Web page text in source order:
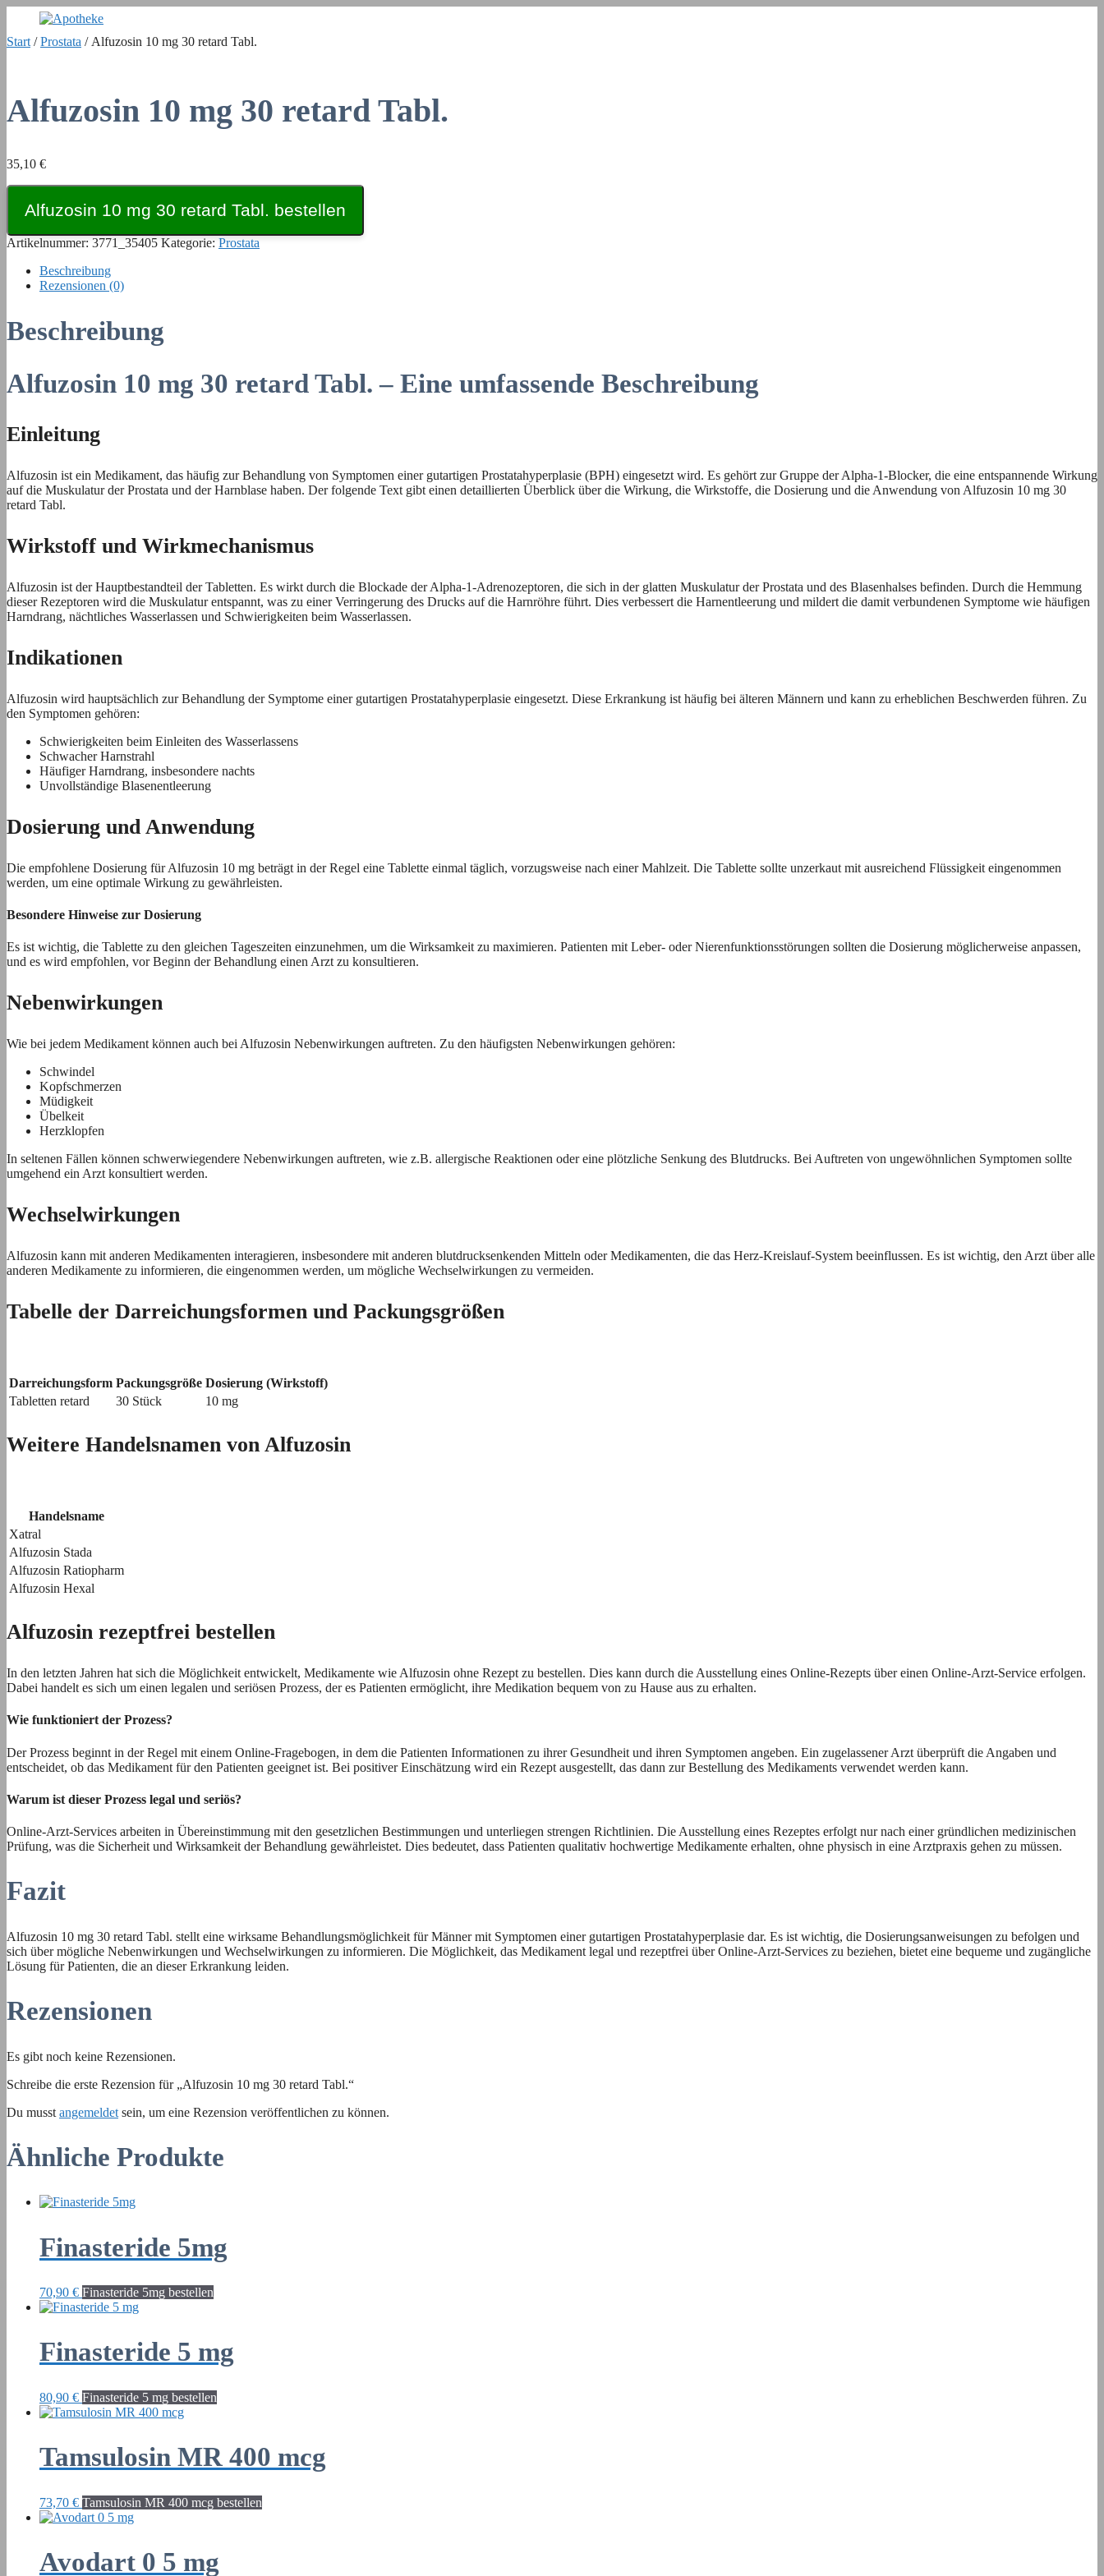
springen
Start /Prostata / Alfuzosin 10 mg 30 retard Tabl.
Alfuzosin 10 mg 30 retard Tabl.
35,10 €
Alfuzosin 10 mg 30 retard Tabl. bestellen
Artikelnummer: 3771_35405 Kategorie: Prostata
Beschreibung
Rezensionen (0)
Beschreibung
Alfuzosin 10 mg 30 retard Tabl. – Eine umfassende Beschreibung
Einleitung
Alfuzosin ist ein Medikament, das häufig zur Behandlung von Symptomen einer gutartigen Prostatahyperplasie (BPH) eingesetzt wird. Es gehört zur Gruppe der Alpha-1-Blocker, die eine entspannende Wirkung
auf die Muskulatur der Prostata und der Harnblase haben. Der folgende Text gibt einen detaillierten Überblick über die Wirkung, die Wirkstoffe, die Dosierung und die Anwendung von Alfuzosin 10 mg 30
retard Tabl.
Wirkstoff und Wirkmechanismus
Alfuzosin ist der Hauptbestandteil der Tabletten. Es wirkt durch die Blockade der Alpha-1-Adrenozeptoren, die sich in der glatten Muskulatur der Prostata und des Blasenhalses befinden. Durch die Hemmung
dieser Rezeptoren wird die Muskulatur entspannt, was zu einer Verringerung des Drucks auf die Harnröhre führt. Dies verbessert die Harnentleerung und mildert die damit verbundenen Symptome wie häufigen
Harndrang, nächtliches Wasserlassen und Schwierigkeiten beim Wasserlassen.
Indikationen
Alfuzosin wird hauptsächlich zur Behandlung der Symptome einer gutartigen Prostatahyperplasie eingesetzt. Diese Erkrankung ist häufig bei älteren Männern und kann zu erheblichen Beschwerden führen. Zu
den Symptomen gehören:
Schwierigkeiten beim Einleiten des Wasserlassens
Schwacher Harnstrahl
Häufiger Harndrang, insbesondere nachts
Unvollständige Blasenentleerung
Dosierung und Anwendung
Die empfohlene Dosierung für Alfuzosin 10 mg beträgt in der Regel eine Tablette einmal täglich, vorzugsweise nach einer Mahlzeit. Die Tablette sollte unzerkaut mit ausreichend Flüssigkeit eingenommen
werden, um eine optimale Wirkung zu gewährleisten.
Besondere Hinweise zur Dosierung
Es ist wichtig, die Tablette zu den gleichen Tageszeiten einzunehmen, um die Wirksamkeit zu maximieren. Patienten mit Leber- oder Nierenfunktionsstörungen sollten die Dosierung möglicherweise anpassen,
und es wird empfohlen, vor Beginn der Behandlung einen Arzt zu konsultieren.
Nebenwirkungen
Wie bei jedem Medikament können auch bei Alfuzosin Nebenwirkungen auftreten. Zu den häufigsten Nebenwirkungen gehören:
Schwindel
Kopfschmerzen
Müdigkeit
Übelkeit
Herzklopfen
In seltenen Fällen können schwerwiegendere Nebenwirkungen auftreten, wie z.B. allergische Reaktionen oder eine plötzliche Senkung des Blutdrucks. Bei Auftreten von ungewöhnlichen Symptomen sollte
umgehend ein Arzt konsultiert werden.
Wechselwirkungen
Alfuzosin kann mit anderen Medikamenten interagieren, insbesondere mit anderen blutdrucksenkenden Mitteln oder Medikamenten, die das Herz-Kreislauf-System beeinflussen. Es ist wichtig, den Arzt über alle
anderen Medikamente zu informieren, die eingenommen werden, um mögliche Wechselwirkungen zu vermeiden.
Tabelle der Darreichungsformen und Packungsgrößen
Darreichungsform Packungsgröße Dosierung (Wirkstoff)
Tabletten retard
30 Stück 10 mg
Weitere Handelsnamen von Alfuzosin
Handelsname
Xatral
Alfuzosin Stada
Alfuzosin Ratiopharm
Alfuzosin Hexal
Alfuzosin rezeptfrei bestellen
In den letzten Jahren hat sich die Möglichkeit entwickelt, Medikamente wie Alfuzosin ohne Rezept zu bestellen. Dies kann durch die Ausstellung eines Online-Rezepts über einen Online-Arzt-Service erfolgen.
Dabei handelt es sich um einen legalen und seriösen Prozess, der es Patienten ermöglicht, ihre Medikation bequem von zu Hause aus zu erhalten.
Wie funktioniert der Prozess?
Der Prozess beginnt in der Regel mit einem Online-Fragebogen, in dem die Patienten Informationen zu ihrer Gesundheit und ihren Symptomen angeben. Ein zugelassener Arzt überprüft die Angaben und
entscheidet, ob das Medikament für den Patienten geeignet ist. Bei positiver Einschätzung wird ein Rezept ausgestellt, das dann zur Bestellung des Medikaments verwendet werden kann.
Warum ist dieser Prozess legal und seriös?
Online-Arzt-Services arbeiten in Übereinstimmung mit den gesetzlichen Bestimmungen und unterliegen strengen Richtlinien. Die Ausstellung eines Rezeptes erfolgt nur nach einer gründlichen medizinischen
Prüfung, was die Sicherheit und Wirksamkeit der Behandlung gewährleistet. Dies bedeutet, dass Patienten qualitativ hochwertige Medikamente erhalten, ohne physisch in eine Arztpraxis gehen zu müssen.
Fazit
Alfuzosin 10 mg 30 retard Tabl. stellt eine wirksame Behandlungsmöglichkeit für Männer mit Symptomen einer gutartigen Prostatahyperplasie dar. Es ist wichtig, die Dosierungsanweisungen zu befolgen und
sich über mögliche Nebenwirkungen und Wechselwirkungen zu informieren. Die Möglichkeit, das Medikament legal und rezeptfrei über Online-Arzt-Services zu beziehen, bietet eine bequeme und zugängliche
Lösung für Patienten, die an dieser Erkrankung leiden.
Rezensionen
Es gibt noch keine Rezensionen.
Schreibe die erste Rezension für „Alfuzosin 10 mg 30 retard Tabl.“
Du musst angemeldet sein, um eine Rezension veröffentlichen zu können.
Ähnliche Produkte
Finasteride 5mg
70,90 € Finasteride 5mg bestellen
Finasteride 5 mg
80,90 € Finasteride 5 mg bestellen
Tamsulosin MR 400 mcg
73,70 € Tamsulosin MR 400 mcg bestellen
Avodart 0 5 mg